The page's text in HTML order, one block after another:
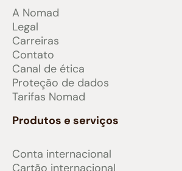
A Nomad
Legal
Carreiras
Contato
Canal de ética
Proteção de dados
Tarifas Nomad
Produtos e serviços
Conta internacional
Cartão internacional